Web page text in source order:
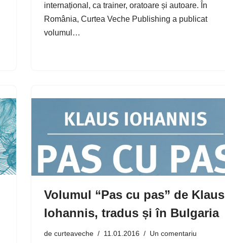
internațional, ca trainer, oratoare și autoare. În
România, Curtea Veche Publishing a publicat
volumul…
Volumul “Pas cu pas” de Klaus
Iohannis, tradus și în Bulgaria
de curteaveche 11.01.2016 Un comentariu